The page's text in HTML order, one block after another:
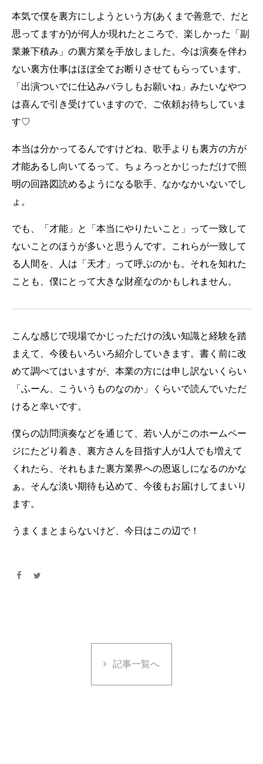
本気で僕を裏方にしようという方(あくまで善意で、だと
思ってますが)が何人か現れたところで、楽しかった「副
業兼下積み」の裏方業を手放しました。今は演奏を伴わ
ない裏方仕事はほぼ全てお断りさせてもらっています。
「出演ついでに仕込みバラしもお願いね」みたいなやつ
は喜んで引き受けていますので、ご依頼お待ちしていま
す♡
本当は分かってるんですけどね、歌手よりも裏方の方が
才能あるし向いてるって。ちょろっとかじっただけで照
明の回路図読めるようになる歌手、なかなかいないでし
ょ。
でも、「才能」と「本当にやりたいこと」って一致して
ないことのほうが多いと思うんです。これらが一致して
る人間を、人は「天才」って呼ぶのかも。それを知れた
ことも、僕にとって大きな財産なのかもしれません。
こんな感じで現場でかじっただけの浅い知識と経験を踏
まえて、今後もいろいろ紹介していきます。書く前に改
めて調べてはいますが、本業の方には申し訳ないくらい
「ふーん、こういうものなのか」くらいで読んでいただ
けると幸いです。
僕らの訪問演奏などを通じて、若い人がこのホームペー
ジにたどり着き、裏方さんを目指す人が1人でも増えて
くれたら、それもまた裏方業界への恩返しになるのかな
ぁ。そんな淡い期待も込めて、今後もお届けしてまいり
ます。
うまくまとまらないけど、今日はこの辺で！
記事一覧へ